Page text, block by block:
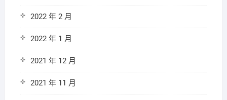
2022 年 2 月
2022 年 1 月
2021 年 12 月
2021 年 11 月